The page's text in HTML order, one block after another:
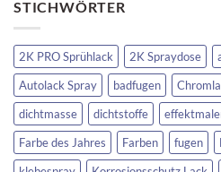
STICHWÖRTER
2K PRO Sprühlack 2K Spraydose
Autolack Spray
badfugen
dichtmasse
dichtstoffe
Farbe des Jahres
Farben fugen